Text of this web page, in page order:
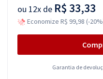
ou 12x de R$ 33,33
Economize R$ 99,98 (-
Garantia de